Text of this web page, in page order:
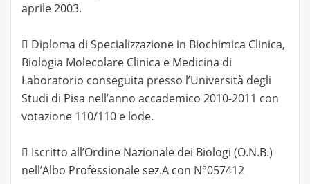
aprile 2003.
 Diploma di Specializzazione in Biochimica Clinica,
Biologia Molecolare Clinica e Medicina di
Laboratorio conseguita presso l’Università degli
Studi di Pisa nell’anno accademico 2010-2011 con
votazione 110/110 e lode.
 Iscritto all’Ordine Nazionale dei Biologi (O.N.B.)
nell’Albo Professionale sez.A con N°057412